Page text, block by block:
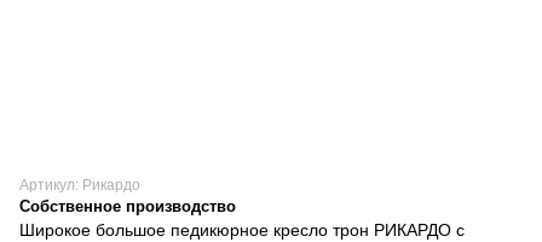
Артикул: Рикардо
Собственное производство
Широкое большое педикюрное кресло трон РИКАРДО с